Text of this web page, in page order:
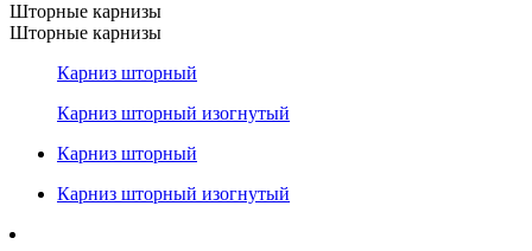
Шторные карнизы
Шторные карнизы
Карниз шторный
Карниз шторный изогнутый
Карниз шторный
Карниз шторный изогнутый